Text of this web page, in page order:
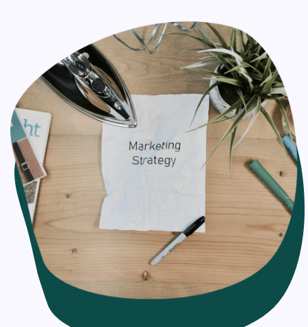
item emails in arrange to remain educated on brands
they care almost.
What is Email Automation Setup?
As opposed to email newsletters and one-off campaigns
that you make and send to a whole list of people in one
go, an automated email campaign is set up once and
then consequently sent to a specific person when that
person meets a certain trigger.
It would be really time-consuming to manually create
and send an email campaign to each individual when
they sign up; so instep, you set up an automated
welcome email that gets sent whenever a new person
joins your list.
That’s the excellence of email automation: You set up the
mail once, and as people meet the trigger you defined,
the email will send without any additional effort on your
part. It basically “automates” your mail marketing for